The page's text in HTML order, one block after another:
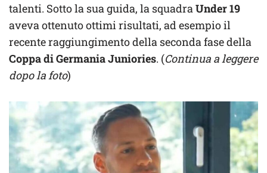
talenti. Sotto la sua guida, la squadra Under 19
aveva ottenuto ottimi risultati, ad esempio il
recente raggiungimento della seconda fase della
Coppa di Germania Juniories. (Continua a leggere
dopo la foto)